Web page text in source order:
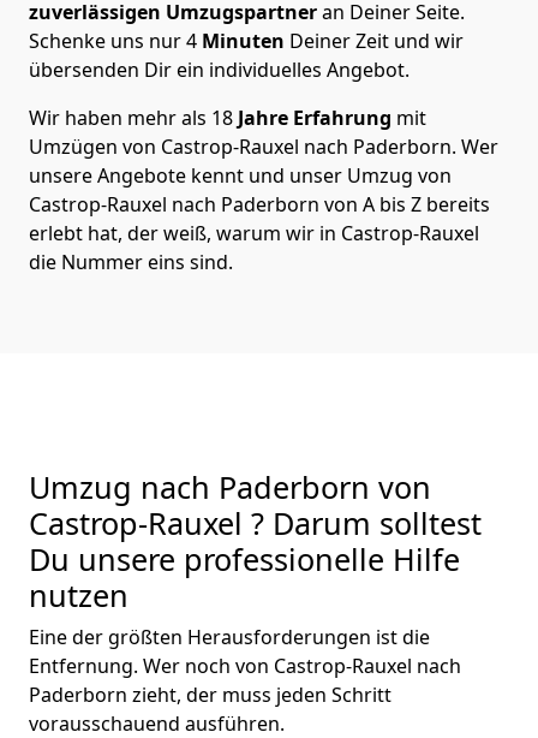
zuverlässigen Umzugspartneran Deiner Seite.
Schenke uns nur4 Minuten Deiner Zeit und wir
übersenden Dir ein individuelles Angebot.
Wir haben mehr als 18 Jahre Erfahrung mit
Umzügen von Castrop-Rauxel nach Paderborn. Wer
unsere Angebote kennt und unser Umzug von
Castrop-Rauxel nach Paderborn von A bis Z bereits
erlebt hat, der weiß, warum wir in Castrop-Rauxel
die Nummer eins sind.
Umzug nach Paderborn von
Castrop-Rauxel ? Darum solltest
Du unsere professionelle Hilfe
nutzen
Eine der größten Herausforderungen ist die
Entfernung. Wer noch von Castrop-Rauxel nach
Paderborn zieht, der muss jeden Schritt
vorausschauend ausführen.